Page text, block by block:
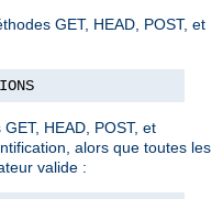
GET, HEAD, POST, et
HEAD, POST, et
alors que toutes les
valide :